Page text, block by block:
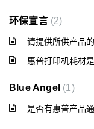
环保宣言 2
请提供所供产品的
惠普打印机耗材
Blue Angel 1
是否有惠普产品